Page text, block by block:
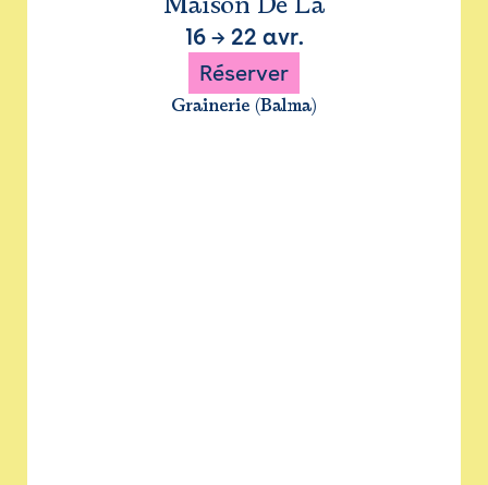
16→ 22 avr.
Réserver
Grainerie (Balma)